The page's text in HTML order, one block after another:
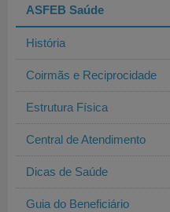
ASFEB Saúde
História
Coirmãs e Reciprocidade
Estrutura Física
Central de Atendimento
Dicas de Saúde
Guia do Beneficiário